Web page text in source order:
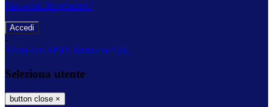
Password dimenticata?
-
Entra con SPID Entra con CIE
Seleziona utente
button close ×